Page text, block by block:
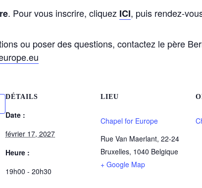
. Pour vous inscrire, cliquez ICI, puis rendez-
ou poser des questions, contactez le père
DÉTAILS
Date :
février 17, 2027
Heure :
19h00 - 20h30
LIEU
Chapel for Europe
Rue Van Maerlant, 22-24
Bruxelles, 1040 Belgique
+ Google Map